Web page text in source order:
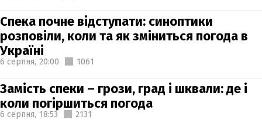
Спека почне відступати: синоптики
розповіли, коли та як зміниться погода в
Україні
6 серпня, 20:00 1061
Замість спеки – грози, град і шквали: де і
коли погіршиться погода
6 серпня, 18:53 2131